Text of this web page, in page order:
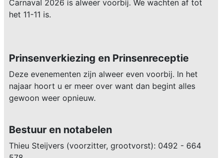
Carnaval 2026 is alweer voorbij. We wachten af tot
het 11-11 is.
Prinsenverkiezing en Prinsenreceptie
Deze evenementen zijn alweer even voorbij. In het
najaar hoort u er meer over want dan begint alles
gewoon weer opnieuw.
Bestuur en notabelen
Thieu Steijvers (voorzitter, grootvorst): 0492 - 664